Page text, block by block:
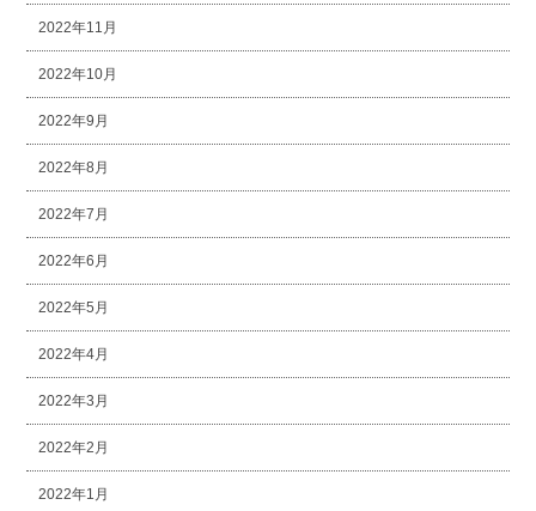
2022年11月
2022年10月
2022年9月
2022年8月
2022年7月
2022年6月
2022年5月
2022年4月
2022年3月
2022年2月
2022年1月